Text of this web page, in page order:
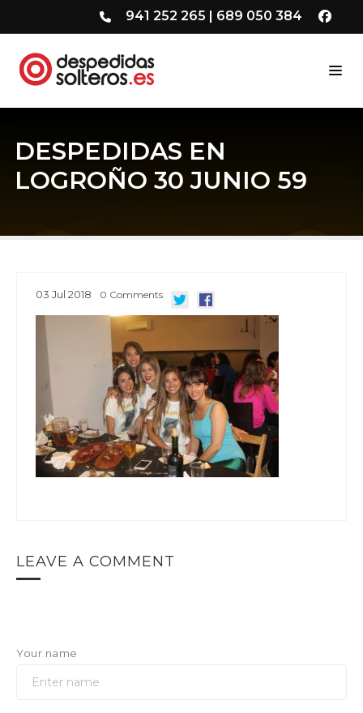
941 252 265 | 689 050 384
DESPEDIDAS EN
LOGROÑO 30 JUNIO 59
03 Jul 2018 0 Comments
LEAVE A COMMENT
Your name